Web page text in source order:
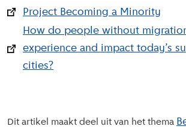
Project Becoming a Minority
How do people without
experience and impact today’s
cities?
Dit artikel maakt deel uit van het thema